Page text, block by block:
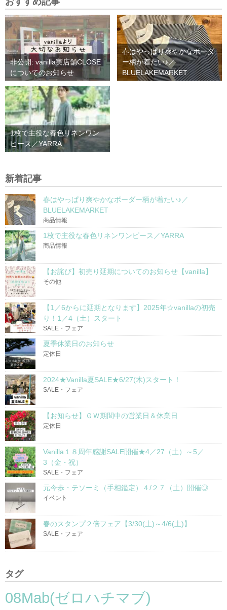
非公開: vanilla実店舗CLOSE
についてのお知らせ
春はやっぱり爽やかなボーダ
ー柄が着たい♪／
BLUELAKEMARKET
1枚で主役な春色リネンワン
ピース／YARRA
新着記事
春はやっぱり爽やかなボーダー柄が着たい♪／
BLUELAKEMARKET
商品情報
1枚で主役な春色リネンワンピース／YARRA
商品情報
【お詫び】初売り延期についてのお知らせ【vanilla】
その他
【1／6からに延期となります】2025年☆vanillaの初売
り！1／4（土）スタート
SALE・フェア
夏季休業日のお知らせ
定休日
2024★Vanilla夏SALE★6/27(木)スタート！
SALE・フェア
【お知らせ】ＧＷ期間中の営業日＆休業日
定休日
Vanilla１８周年感謝SALE開催★4／27（土）～5／
3（金・祝）
SALE・フェア
元今歩・テソーミ（手相鑑定）４/２７（土）開催◎
イベント
春のスタンプ２倍フェア【3/30(土)～4/6(土)】
SALE・フェア
タグ
08Mab(ゼロハチマブ)